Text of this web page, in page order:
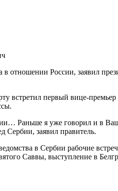
отношении России, заявил
встретил первый вице-
Раньше я уже говорил и в
Сербии, заявил правитель.
в Сербии рабочие
Саввы, выступление в